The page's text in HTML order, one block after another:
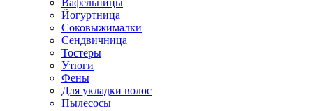
Вафельницы
Йогуртница
Соковыжималки
Сендвичница
Тостеры
Утюги
Фены
Для укладки волос
Пылесосы